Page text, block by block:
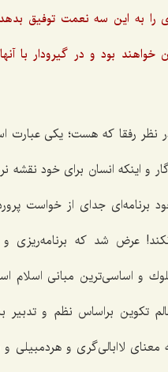
را به این سه نعمت توفیق
خواهند بود و در گیرودار با
نظر رفقا كه هست؛ یكی عبارت
و اینكه انسان برای خود نقشه
برنامه‌ای جدای از خواست
نكند! عرض شد كه برنامه‌ریزی
و اساسی‌ترین مبانی اسلام
تكوین براساس نظم و تدبیر
لاابالی‌گری و هردمبیلی